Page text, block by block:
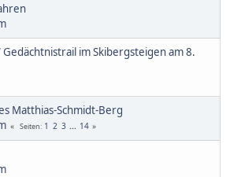
im Skibergsteigen am 8.
Matthias-Schmidt-Berg
Seiten 1 2 3 ... 14